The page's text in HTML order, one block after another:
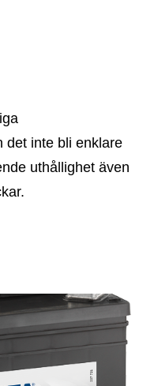
det inte bli enklare
uthållighet även